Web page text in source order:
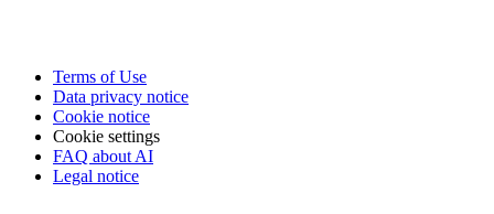
Terms of Use
Data privacy notice
Cookie notice
Cookie settings
FAQ about AI
Legal notice